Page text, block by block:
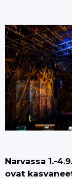
Narvassa 1.-
ovat